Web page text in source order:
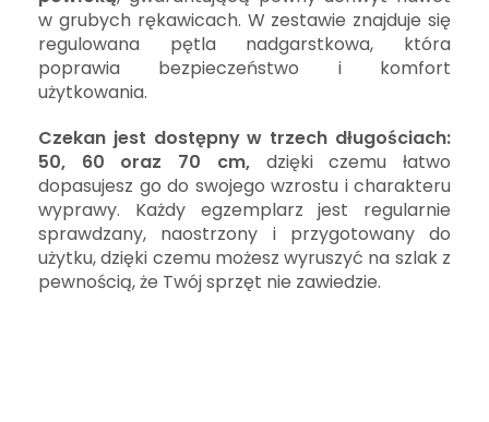
w grubych rękawicach. W zestawie znajduje się
regulowana pętla nadgarstkowa, która
poprawia bezpieczeństwo i komfort
użytkowania.
Czekan jest dostępny w trzech długościach:
50, 60 oraz 70 cm,dzięki czemu łatwo
dopasujesz go do swojego wzrostu i charakteru
wyprawy. Każdy egzemplarz jest regularnie
sprawdzany, naostrzony i przygotowany do
użytku, dzięki czemu możesz wyruszyć na szlak z
pewnością, że Twój sprzęt nie zawiedzie.